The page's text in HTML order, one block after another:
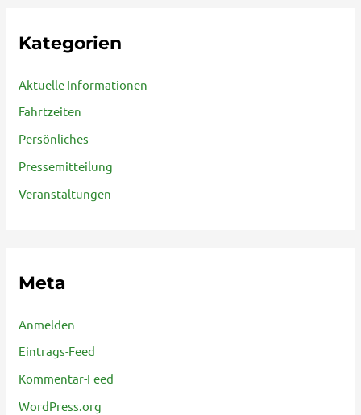
Kategorien
Aktuelle Informationen
Fahrtzeiten
Persönliches
Pressemitteilung
Veranstaltungen
Meta
Anmelden
Eintrags-Feed
Kommentar-Feed
WordPress.org